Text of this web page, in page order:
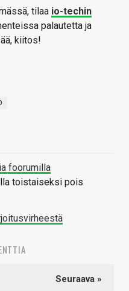
tilaa io-techin
palautetta ja
kiitos!
foorumilla
toistaiseksi pois
Seuraava »